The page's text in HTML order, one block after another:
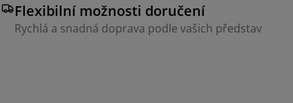
Flexibilní možnosti doručení
Rychlá a snadná doprava podle vašich představ